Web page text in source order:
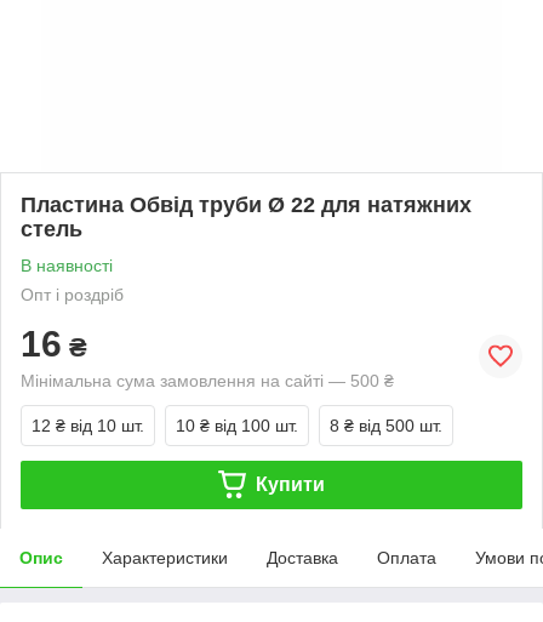
Пластина Обвід труби Ø 22 для натяжних
стель
В наявності
Опт і роздріб
16 ₴
Мінімальна сума замовлення на сайті — 500 ₴
12 ₴ від 10 шт. 10 ₴ від 100 шт. 8 ₴ від 500 шт.
Купити
Опис Характеристики Доставка Оплата Умови